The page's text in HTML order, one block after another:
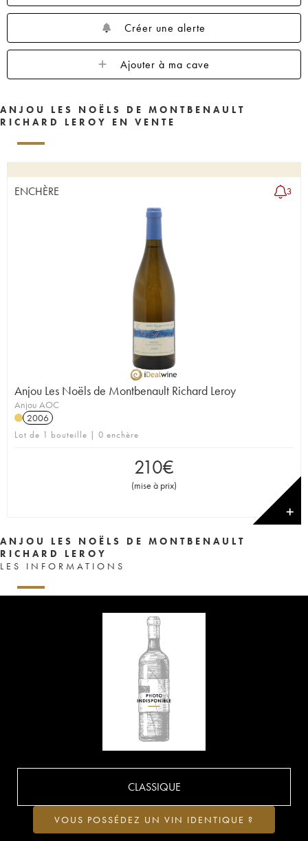
Créer une alerte
Ajouter à ma cave
ANJOU LES NOËLS DE MONTBENAULT
RICHARD LEROY EN VENTE
ENCHÈRE 3
Anjou Les Noëls de Montbenault Richard Leroy
Anjou AOC
2006
Lot de 1 bouteille | 0 enchère
210€
(mise à prix)
✕
ANJOU LES NOËLS DE MONTBENAULT
RICHARD LEROY
LES INFORMATIONS
CLASSIQUE
VOUS POSSÉDEZ UN VIN IDENTIQUE ?